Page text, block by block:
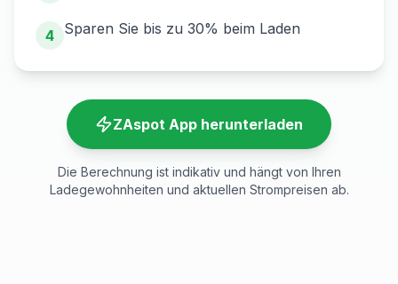
4 Sparen Sie bis zu 30% beim Laden
ZAspot App herunterladen
Die Berechnung ist indikativ und hängt von Ihren
Ladegewohnheiten und aktuellen Strompreisen ab.